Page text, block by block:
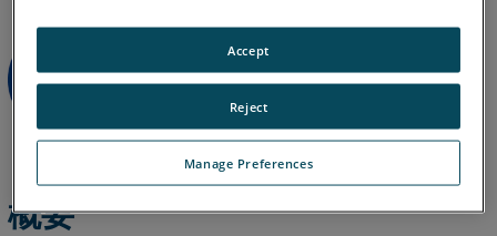
の
ン
ロ
ー
概要
Manage Preferences
Reject
Accept